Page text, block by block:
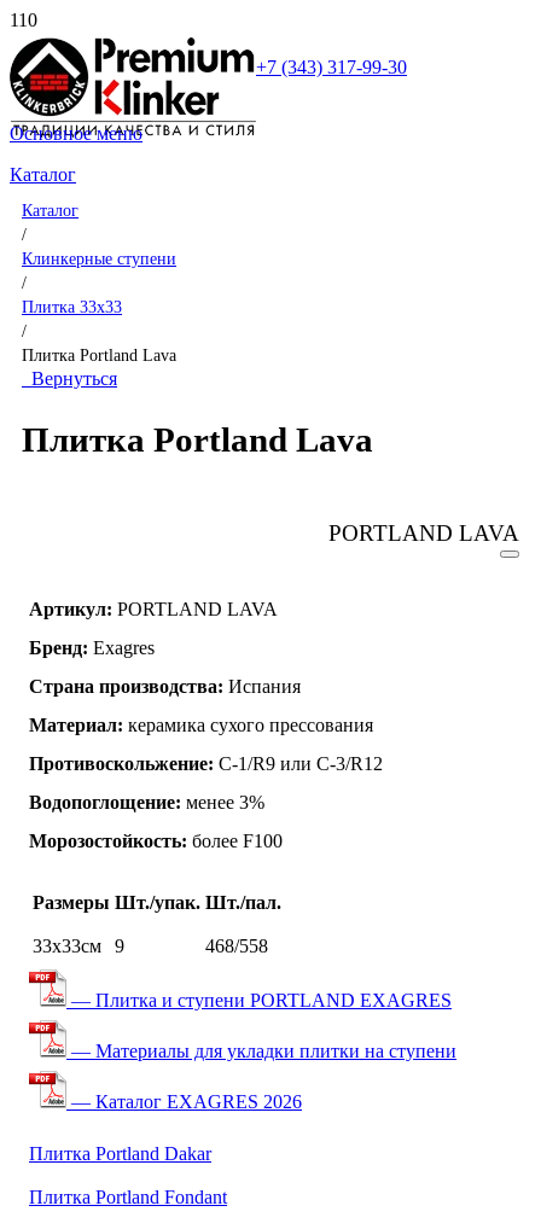
+7 (343) 317-99-30
Основное меню
Каталог
Каталог
/
Клинкерные ступени
/
Плитка 33x33
/
Плитка Portland Lava
Вернуться
Плитка Portland Lava
PORTLAND LAVA
Артикул: PORTLAND LAVA
Бренд: Exagres
Страна производства: Испания
Материал: керамика сухого прессования
Противоскольжение: C-1/R9 или C-3/R12
Водопоглощение: менее 3%
Морозостойкость: более F100
Размеры Шт./упак. Шт./пал.
33х33см 9 468/558
— Плитка и ступени PORTLAND EXAGRES
— Материалы для укладки плитки на ступени
— Каталог EXAGRES 2026
Плитка Portland Dakar
Плитка Portland Fondant